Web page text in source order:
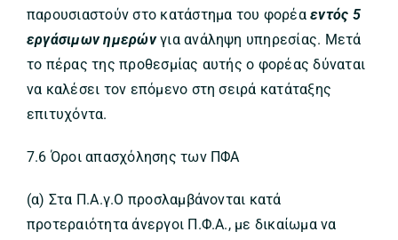
παρουσιαστούν στο κατάστημα του φορέαεντός 5
εργάσιμων ημερώνγια ανάληψη υπηρεσίας. Μετά
το πέρας της προθεσμίας αυτής ο φορέας δύναται
να καλέσει τον επόμενο στη σειρά κατάταξης
επιτυχόντα.
7.6 Όροι απασχόλησης των ΠΦΑ
(α) Στα Π.Α.γ.Ο προσλαμβάνονται κατά
προτεραιότητα άνεργοι Π.Φ.Α., με δικαίωμα να